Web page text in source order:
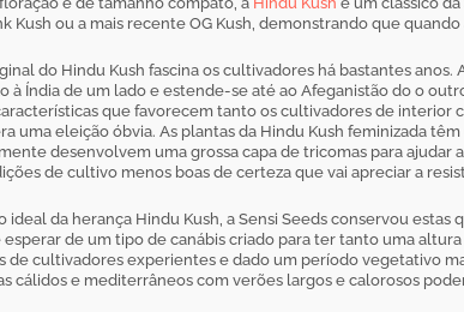
Kush ou a mais recente OG Kush, demonstrando que
do Hindu Kush fascina os cultivadores há bastantes
à Índia de um lado e estende-se até ao Afeganistão do o
que favorecem tanto os cultivadores de interior
uma eleição óbvia. As plantas da Hindu Kush feminizada têm
desenvolvem uma grossa capa de tricomas para
de cultivo menos boas de certeza que vai apreciar a
ideal da herança Hindu Kush, a Sensi Seeds conservou
de um tipo de canábis criado para ter tanto uma
de cultivadores experientes e dado um período vegetativo
cálidos e mediterrâneos com verões largos e calorosos